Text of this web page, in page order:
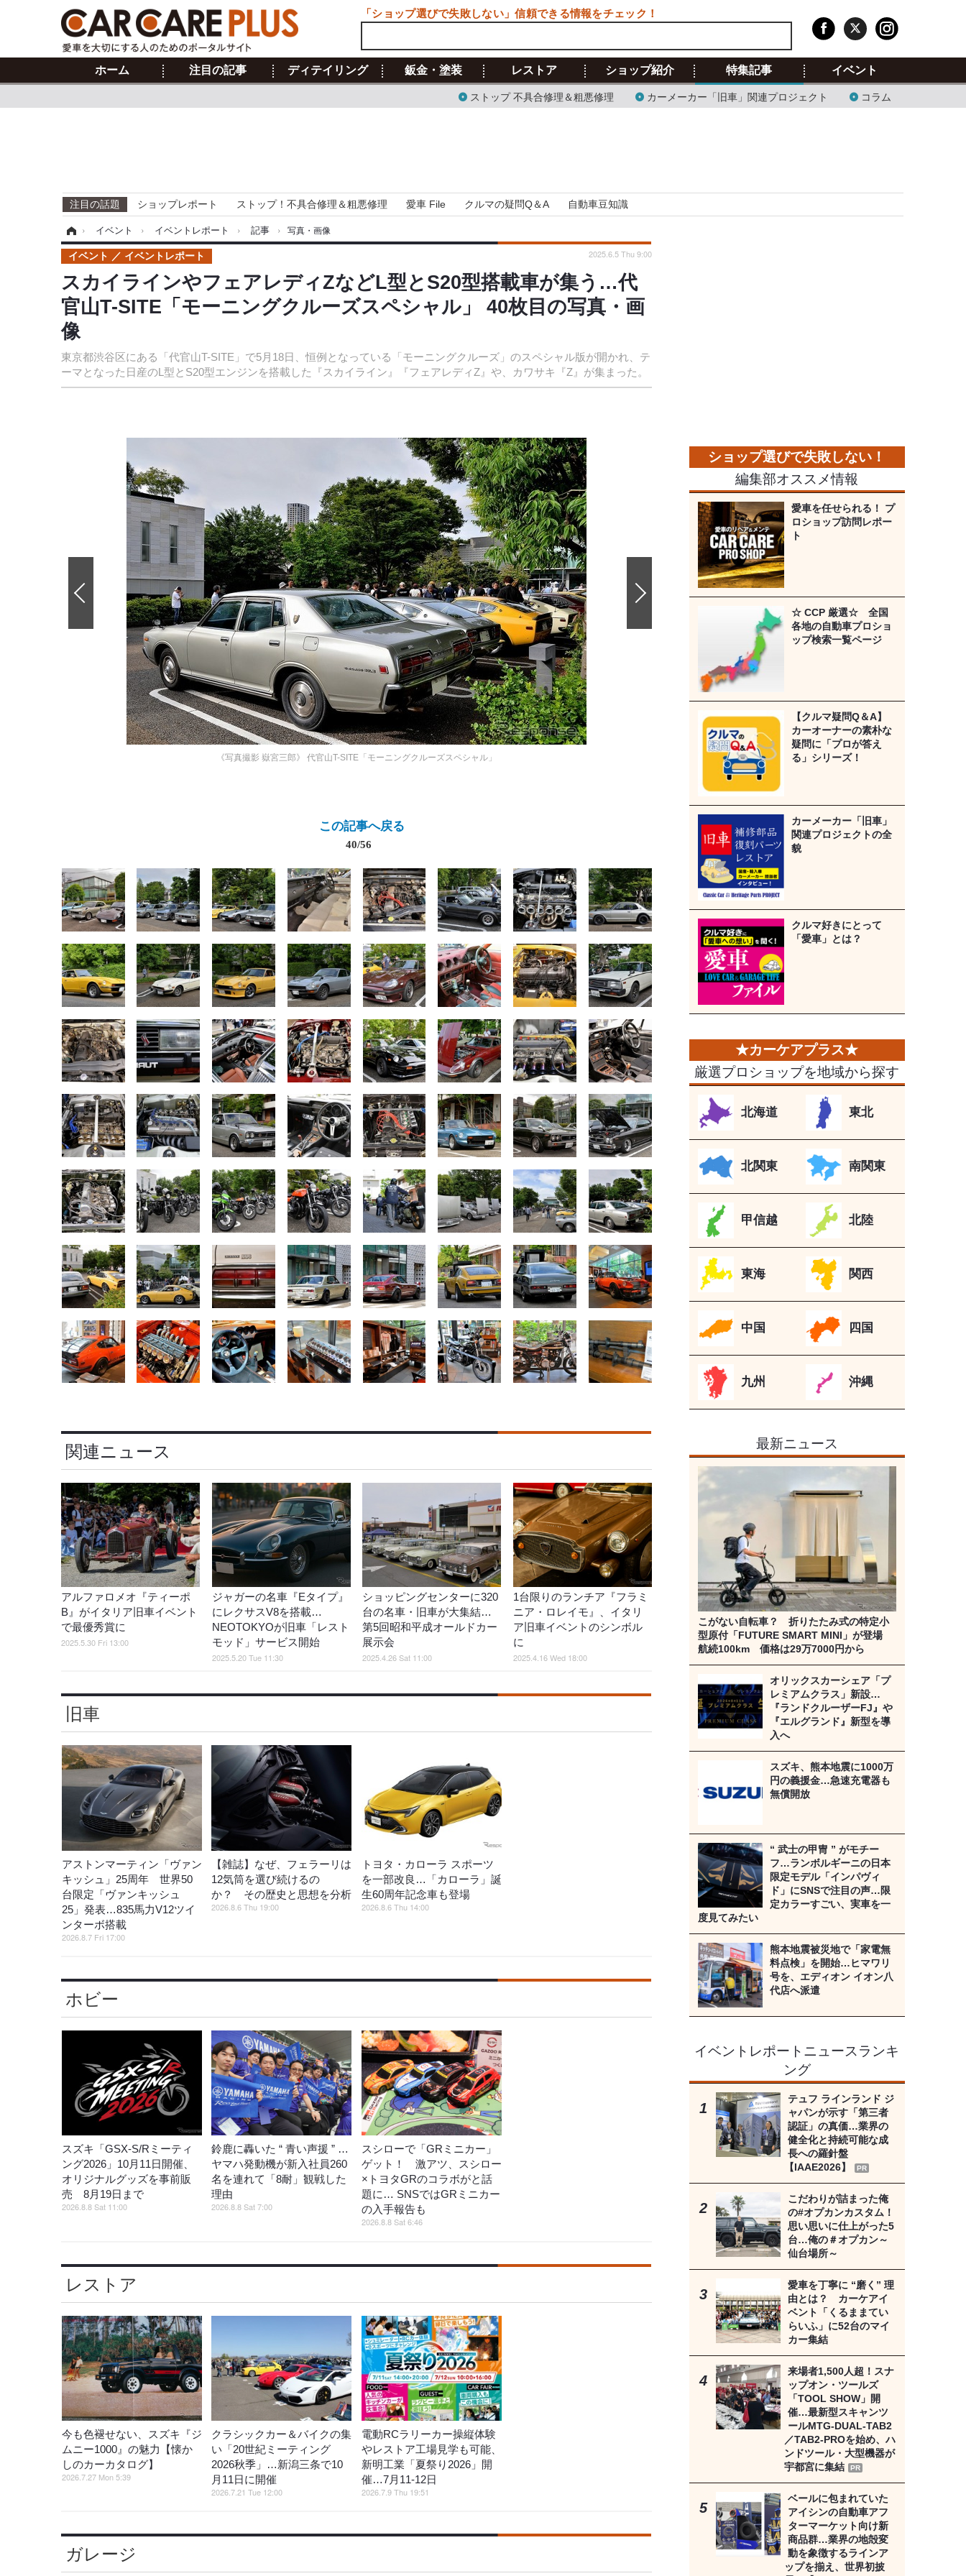
ホーム 注目の記事 ディテイリング 鈑金・塗装 レストア ショップ紹介 特集記事
ストップ 不具合修理＆粗悪修理 カーメーカー「旧車」関連プロジェクト コラム
イベント
注目の話題 ショップレポート ストップ！不具合修理＆粗悪修理 愛車 File クルマの疑問Q＆A 自動車豆知識
› イベント › イベントレポート › 記事 › 写真・画像
スカイラインやフェアレディZなどL型とS20型搭載車が集う…代
官山T-SITE「モーニングクルーズスペシャル」 40枚目の写真・画
像
東京都渋谷区にある「代官山T-SITE」で5月18日、恒例となっている「モーニングクルーズ」のスペシャル版が開かれ、テ
ーマとなった日産のL型とS20型エンジンを搭載した『スカイライン』『フェアレディZ』や、カワサキ『Z』が集まった。
イベント イベントレポート 2025.6.5 Thu 9:00
《写真撮影 嶽宮三郎》 代官山T-SITE「モーニングクルーズスペシャル」
この記事へ戻る
40/56
関連ニュース
アルファロメオ『ティーポ
B』がイタリア旧車イベント
で最優秀賞に
2025.5.30 Fri 13:00
ジャガーの名車『Eタイプ』
にレクサスV8を搭載…
NEOTOKYOが旧車「レスト
モッド」サービス開始
2025.5.20 Tue 11:30
ショッピングセンターに320
台の名車・旧車が大集結…
第5回昭和平成オールドカー
展示会
2025.4.26 Sat 11:00
1台限りのランチア『フラミ
ニア・ロレイモ』、イタリ
ア旧車イベントのシンボル
に
2025.4.16 Wed 18:00
旧車
アストンマーティン「ヴァン
キッシュ」25周年 世界50
台限定「ヴァンキッシュ
25」発表…835馬力V12ツイ
ンターボ搭載
2026.8.7 Fri 17:00
【雑誌】なぜ、フェラーリは
12気筒を選び続けるの
か？ その歴史と思想を分析
2026.8.6 Thu 19:00
トヨタ・カローラ スポーツ
を一部改良…「カローラ」誕
生60周年記念車も登場
2026.8.6 Thu 14:00
ホビー
スズキ「GSX-S/Rミーティ
ング2026」10月11日開催、
オリジナルグッズを事前販
売 8月19日まで
2026.8.8 Sat 11:00
鈴鹿に轟いた “ 青い声援 ” …
ヤマハ発動機が新入社員260
名を連れて「8耐」観戦した
理由
2026.8.8 Sat 7:00
スシローで「GRミニカー」
ゲット！ 激アツ、スシロー
×トヨタGRのコラボがと話
題に… SNSではGRミニカー
の入手報告も
2026.8.8 Sat 6:46
レストア
今も色褪せない、スズキ『ジ
ムニー1000』の魅力【懐か
しのカーカタログ】
2026.7.27 Mon 5:39
クラシックカー＆バイクの集
い「20世紀ミーティング
2026秋季」…新潟三条で10
月11日に開催
2026.7.21 Tue 12:00
電動RCラリーカー操縦体験
やレストア工場見学も可能、
新明工業「夏祭り2026」開
催…7月11‐12日
2026.7.9 Thu 19:51
ガレージ
編集部オススメ情報
愛車を任せられる！ プ
ロショップ訪問レポー
ト
☆ CCP 厳選☆ 全国
各地の自動車プロショ
ップ検索一覧ページ
【クルマ疑問Q＆A】
カーオーナーの素朴な
疑問に「プロが答え
る」シリーズ！
カーメーカー「旧車」
関連プロジェクトの全
貌
クルマ好きにとって
「愛車」とは？
厳選プロショップを地域から探す
北海道 東北
北関東 南関東
甲信越 北陸
東海 関西
中国 四国
九州 沖縄
最新ニュース
こがない自転車？ 折りたたみ式の特定小
型原付「FUTURE SMART MINI」が登場
航続100km 価格は29万7000円から
オリックスカーシェア「プ
レミアムクラス」新設…
『ランドクルーザーFJ』や
『エルグランド』新型を導
入へ
スズキ、熊本地震に1000万
円の義援金…急速充電器も
無償開放
“ 武士の甲冑 ” がモチー
フ…ランボルギーニの日本
限定モデル「インパヴィ
ド」にSNSで注目の声…限
定カラーすごい、実車を一
度見てみたい
熊本地震被災地で「家電無
料点検」を開始…ヒマワリ
号を、エディオン イオン八
代店へ派遣
イベントレポートニュースランキ
ング
テュフ ラインランド ジ
ャパンが示す「第三者
認証」の真価…業界の
健全化と持続可能な成
長への羅針盤
【IAAE2026】
PR
こだわりが詰まった俺
の#オプカンカスタム！
思い思いに仕上がった5
台…俺の＃オプカン～
仙台場所～
愛車を丁寧に “磨く” 理
由とは？ カーケアイ
ベント「くるままてい
らいふ」に52台のマイ
カー集結
来場者1,500人超！スナ
ップオン・ツールズ
「TOOL SHOW」開
催…最新型スキャンツ
ールMTG-DUAL-TAB2
／TAB2-PROを始め、ハ
ンドツール・大型機器が
宇都宮に集結
PR
ベールに包まれていた
アイシンの自動車アフ
ターマーケット向け新
商品群…業界の地殻変
動を象徴するラインア
ップを揃え、世界初披
「ショップ選びで失敗しない」信頼できる情報をチェック！